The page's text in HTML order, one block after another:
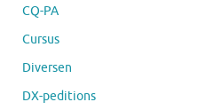
CQ-PA
Cursus
Diversen
DX-peditions